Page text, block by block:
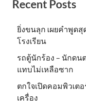
Recent Posts
ยิ่งขนลุก เผยคำพูด
โรงเรียน
รถตู้นักร้อง – นักดน
แทบไม่เหลือซาก
ตกใจเปิดคอมพิวเต
เครื่อง